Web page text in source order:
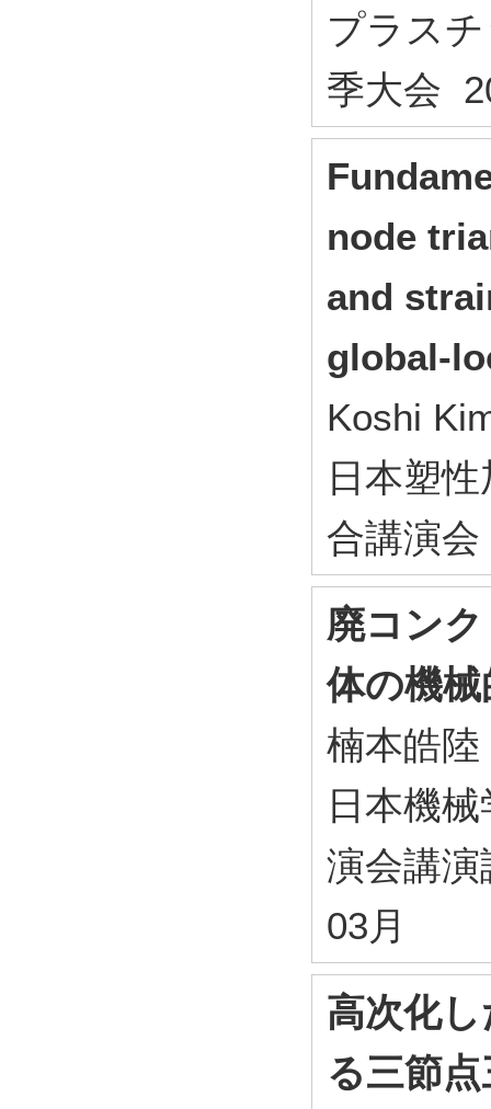
プラス
季大会
node
and
global-
Koshi
日本塑
合講演
廃コン
体の機
楠本皓
日本機
演会講
03月
高次化
る三節